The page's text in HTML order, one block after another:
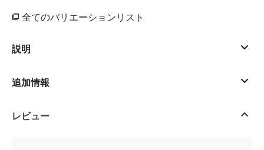
全てのバリエーションリスト
説明
追加情報
レビュー